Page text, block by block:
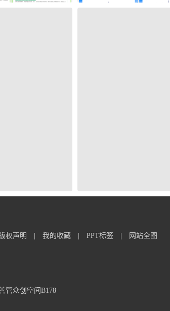
权声明 我的收藏 PPT标签 网站全图
管众创空间B178